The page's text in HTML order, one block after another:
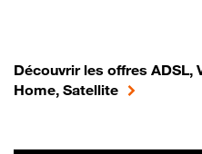
Découvrir les offres ADSL,
Home, Satellite